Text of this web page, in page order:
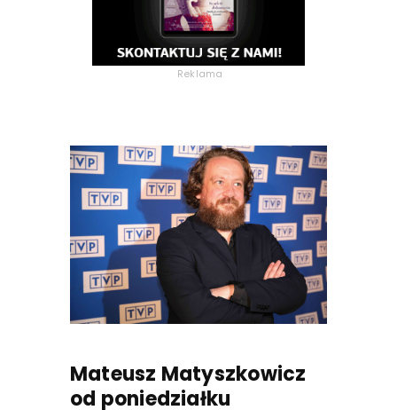
Reklama
Mateusz Matyszkowicz
od poniedziałku